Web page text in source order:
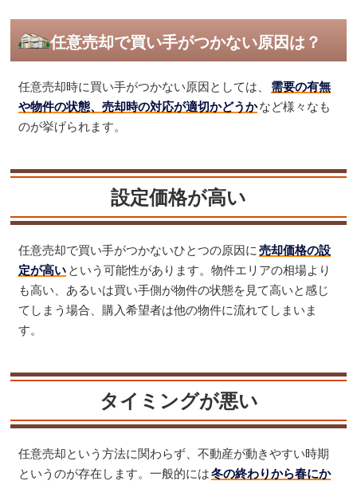
任意売却で買い手がつかない原因は？
任意売却時に買い手がつかない原因としては、
需要の有無
や物件の状態、売却時の対応が適切かどうかなど様々なも
のが挙げられます。
設定価格が高い
任意売却で買い手がつかないひとつの原因に 売却価格の設
定が高い という可能性があります。物件エリアの相場より
も高い、あるいは買い手側が物件の状態を見て高いと感じ
てしまう場合、購入希望者は他の物件に流れてしまいま
す。
タイミングが悪い
任意売却という方法に関わらず、不動産が動きやすい時期
というのが存在します。一般的には 冬の終わりから春にか